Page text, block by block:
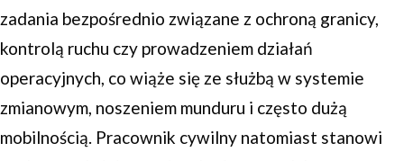
zadania bezpośrednio związane z ochroną granicy,
kontrolą ruchu czy prowadzeniem działań
operacyjnych, co wiąże się ze służbą w systemie
zmianowym, noszeniem munduru i często dużą
mobilnością. Pracownik cywilny natomiast stanowi